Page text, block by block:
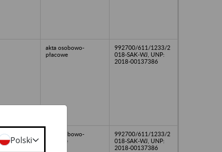
akta osobowo-
płacowe
992700/611/1233/2
018-SAK-WJ, UNP:
2018-00137386
akta osobowo-
płacowe
992700/611/1233/2
018-SAK-WJ, UNP:
2018-00137386
Polski